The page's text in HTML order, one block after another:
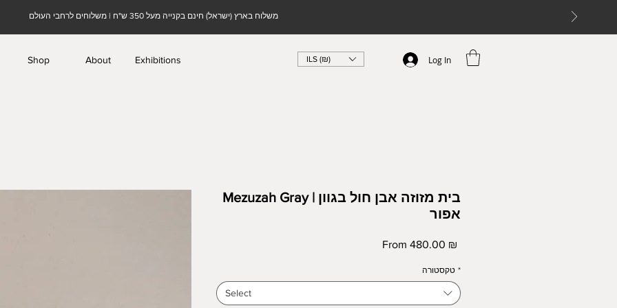
משלוח בארץ (ישראל) חינם בקנייה מעל 350 ש"ח | משלוחים לרחבי העולם
Shop About Exhibitions ILS (₪) Log In
Mezuzah Gray | בית מזוזה אבן חול בגוון
אפור
From 480.00 ₪
טקסטורה *
Select